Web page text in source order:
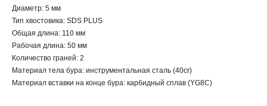
Диаметр: 5 мм
Тип хвостовика: SDS PLUS
Общая длина: 110 мм
Рабочая длина: 50 мм
Количество граней: 2
Материал тела бура: инструментальная сталь (40cr)
Материал вставки на конце бура: карбидный сплав (YG8C)